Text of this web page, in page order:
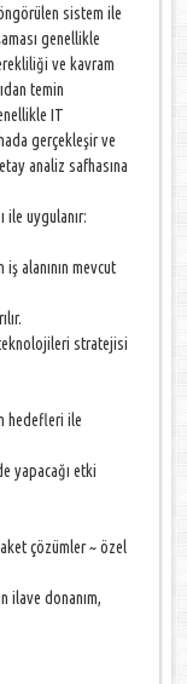
sistem ile
genellikle
ve kavram
temin
IT
gerçekleşir ve
analiz safhasına
ile uygulanır:
alanının mevcut
stratejisi
hedefleri ile
yapacağı etki
çözümler ~ özel
ilave donanım,